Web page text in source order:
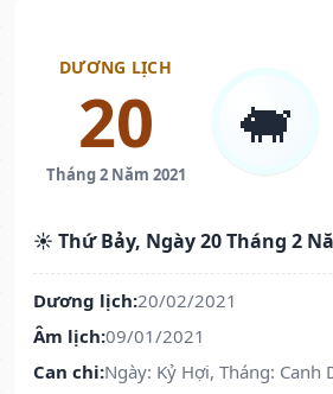
DƯƠNG LỊCH
20
Tháng 2 Năm 2021
🐖
☀️ Thứ Bảy, Ngày 20 Tháng 2
Dương lịch:20/02/2021
Âm lịch:09/01/2021
Can chi:Ngày: Kỷ Hợi, Tháng: Canh